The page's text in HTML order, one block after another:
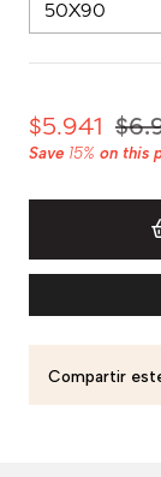
$5.941
Save 15% on this
Compartir